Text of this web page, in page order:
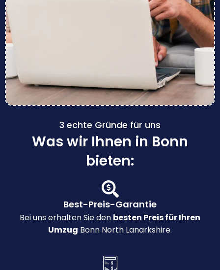
3 echte Gründe für uns
Was wir Ihnen in Bonn
bieten:
Best-Preis-Garantie
Bei uns erhalten Sie den besten Preis für Ihren
Umzug Bonn North Lanarkshire.